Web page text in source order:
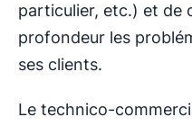
particulier, etc.) et de
profondeur les
ses clients.
Le technico-